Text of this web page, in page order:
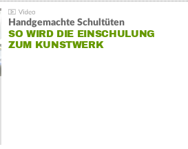
Handgemachte Schultüten
SO WIRD DIE EINSCHULUNG
ZUM KUNSTWERK